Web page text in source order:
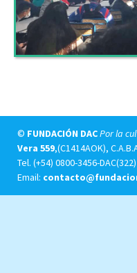
© FUNDACIÓN DACPor la
Vera 559,(C1414AOK),
Tel. (+54) 0800-3456-DAC(322)
Email: